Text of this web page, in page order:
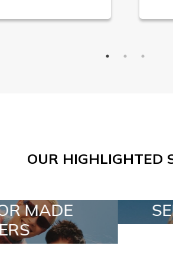
OUR HIGHLIGHTED
SELECTION